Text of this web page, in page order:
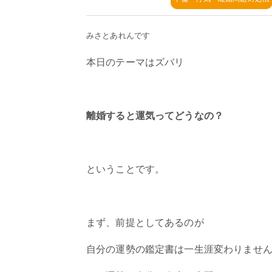
みさとあれんです
本日のテーマはズバリ
離婚すると運気ってどうなの？
ということです。
まず、前提としてあるのが
自分の運勢の鑑定書は一生涯変わりませ